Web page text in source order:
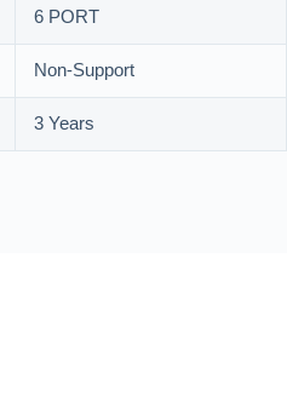
6 PORT
Non-Support
3 Years